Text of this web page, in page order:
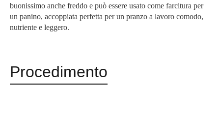
buonissimo anche freddo e può essere usato come farcitura per
un panino, accoppiata perfetta per un pranzo a lavoro comodo,
nutriente e leggero.
Procedimento